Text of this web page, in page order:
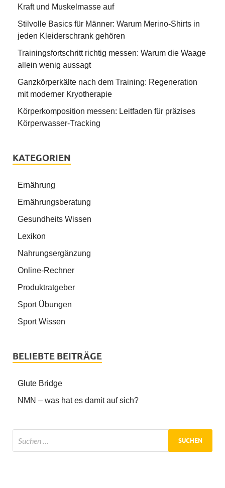
Kraft und Muskelmasse auf
Stilvolle Basics für Männer: Warum Merino-Shirts in
jeden Kleiderschrank gehören
Trainingsfortschritt richtig messen: Warum die Waage
allein wenig aussagt
Ganzkörperkälte nach dem Training: Regeneration
mit moderner Kryotherapie
Körperkomposition messen: Leitfaden für präzises
Körperwasser-Tracking
KATEGORIEN
Ernährung
Ernährungsberatung
Gesundheits Wissen
Lexikon
Nahrungsergänzung
Online-Rechner
Produktratgeber
Sport Übungen
Sport Wissen
BELIEBTE BEITRÄGE
Glute Bridge
NMN – was hat es damit auf sich?